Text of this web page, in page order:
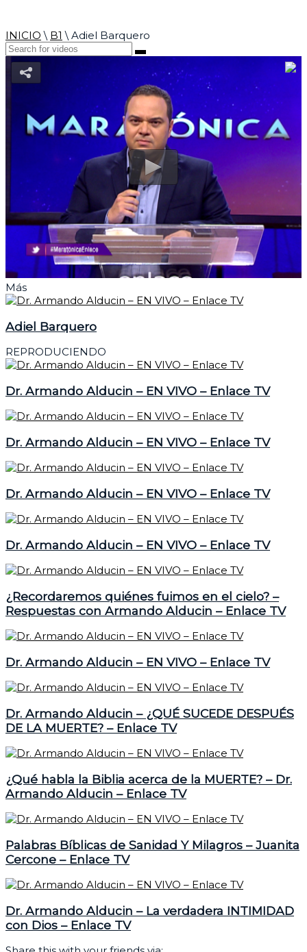
INICIO \ B1 \ Adiel Barquero
Más
Adiel Barquero
REPRODUCIENDO
Dr. Armando Alducin – EN VIVO – Enlace TV
Dr. Armando Alducin – EN VIVO – Enlace TV
Dr. Armando Alducin – EN VIVO – Enlace TV
Dr. Armando Alducin – EN VIVO – Enlace TV
¿Recordaremos quiénes fuimos en el cielo? –
Respuestas con Armando Alducin – Enlace TV
Dr. Armando Alducin – EN VIVO – Enlace TV
Dr. Armando Alducin – ¿QUÉ SUCEDE DESPUÉS
DE LA MUERTE? – Enlace TV
¿Qué habla la Biblia acerca de la MUERTE? – Dr.
Armando Alducin – Enlace TV
Palabras Bíblicas de Sanidad Y Milagros – Juanita
Cercone – Enlace TV
Dr. Armando Alducin – La verdadera INTIMIDAD
con Dios – Enlace TV